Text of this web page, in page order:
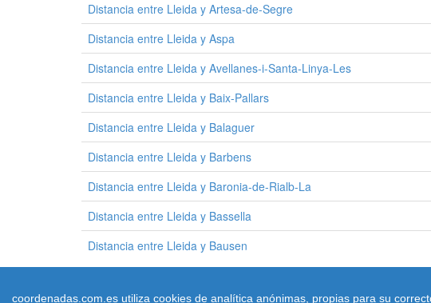
Distancia entre Lleida y Artesa-de-Segre
Distancia entre Lleida y Aspa
Distancia entre Lleida y Avellanes-i-Santa-Linya-Les
Distancia entre Lleida y Baix-Pallars
Distancia entre Lleida y Balaguer
Distancia entre Lleida y Barbens
Distancia entre Lleida y Baronia-de-Rialb-La
Distancia entre Lleida y Bassella
Distancia entre Lleida y Bausen
coordenadas.com.es utiliza cookies de analítica anónimas, propias para su